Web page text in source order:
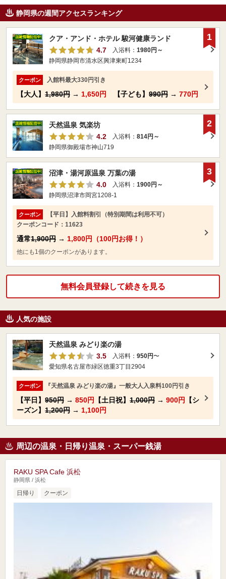
静岡県の週間アクセスランキング
クア・アンド・ホテル 駿河健康ランド
4.7
入浴料： 1980円～
静岡県静岡市清水区興津東町1234
クーポン 入館料最大330円引き
【大人】 1,980円 → 1,650円 【子ども】 990円 → 770円
1
天然温泉 気楽坊
4.2
入浴料： 814円～
静岡県御殿場市神山719
2
沼津・湯河原温泉 万葉の湯
4.0
入浴料： 1900円～
静岡県沼津市岡宮1208-1
クーポン
【平日】入館料割引（特別期間は利用不可）
クーポンコード：11623
通常1,900円 → 1,800円（100円お得！）
他にも1個のクーポンがあります。
3
無料会員登録して続きを見る
人気の施設
天然温泉 みどり楽の湯
3.5
入浴料： 950円〜
愛知県名古屋市緑区徳重3丁目2904
クーポン 『天然温泉 みどり楽の湯』一般大人入泉料100円引き
【平日】 950円 → 850円 【土日祝】 1,000円 → 900円
【シ
ーズン】 1,200円 → 1,100円
周辺の温泉・日帰り温泉・スーパー銭湯
RAKU SPA Cafe 浜松
静岡県 / 浜松
日帰り クーポン